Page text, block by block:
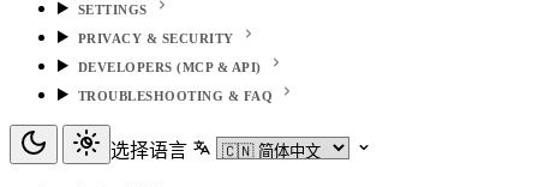
SETTINGS
PRIVACY & SECURITY
DEVELOPERS (MCP & API)
TROUBLESHOOTING & FAQ
选择语言